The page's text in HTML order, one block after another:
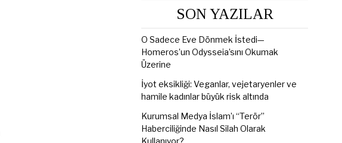
SON YAZILAR
O Sadece Eve Dönmek İstedi—
Homeros’un Odysseia’sını Okumak
Üzerine
İyot eksikliği: Veganlar, vejetaryenler ve
hamile kadınlar büyük risk altında
Kurumsal Medya İslam’ı “Terör”
Haberciliğinde Nasıl Silah Olarak